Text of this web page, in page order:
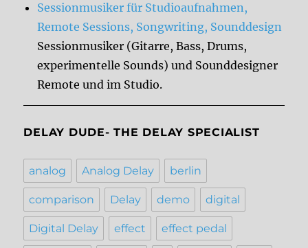
Sessionmusiker für Studioaufnahmen,
Remote Sessions, Songwriting, Sounddesign
Sessionmusiker (Gitarre, Bass, Drums,
experimentelle Sounds) und Sounddesigner
Remote und im Studio.
DELAY DUDE- THE DELAY SPECIALIST
analog Analog Delay berlin
comparison Delay demo digital
Digital Delay effect effect pedal